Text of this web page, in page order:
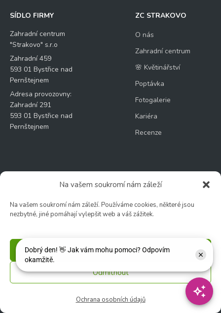
Na vašem soukromí nám záleží
Na vašem soukromí nám záleží. Používáme cookies, některé jsou
nezbytné, jiné pomáhají vylepšit web a váš zážitek.
Příjmout
Odmítnout
Ochrana osobních údajů
SÍDLO FIRMY
Zahradní centrum
"Strakovo" s.r.o
Zahradní 459
593 01 Bystřice nad
Pernštejnem
Adresa provozovny:
Zahradní 291
593 01 Bystřice nad
Pernštejnem
ZC STRAKOVO
O nás
Zahradní centrum
🌸 Květinářství
Poptávka
Fotogalerie
Kariéra
Recenze
Produkty
Odstoupení od kupní
smlouvy
Nejčastější dotazy (FAQ)
Kontakt
Dárkové poukazy
Novinky